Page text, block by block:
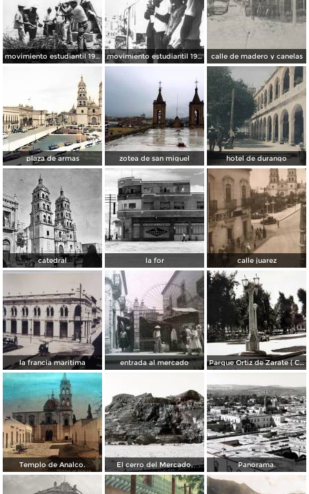
movimiento estudiantil 1966 movimiento estudiantil 1966 calle de madero y canelas
plaza de armas zotea de san miguel hotel de durango
catedral la for calle juarez
la francia maritima entrada al mercado Parque Ortiz de Zarate ( Circulada el 21 de Marzo de 1937 ).
Templo de Analco. El cerro del Mercado. Panorama.